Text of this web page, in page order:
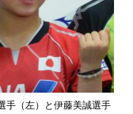
手（左）と伊藤美誠選手